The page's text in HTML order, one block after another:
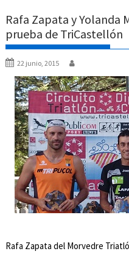
Rafa Zapata y Yolanda
prueba de TriCastellón
22 junio, 2015
Rafa Zapata del Morvedre